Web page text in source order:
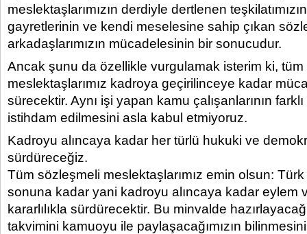
meslektaşlarımızın derdiyle dertlenen teşkilatımızın
gayretlerinin ve kendi meselesine sahip çıkan
arkadaşlarımızın mücadelesinin bir sonucudur.
Ancak şunu da özellikle vurgulamak isterim ki,
meslektaşlarımız kadroya geçirilinceye kadar
sürecektir. Aynı işi yapan kamu çalışanlarının
istihdam edilmesini asla kabul etmiyoruz.
Kadroyu alıncaya kadar her türlü hukuki ve
sürdüreceğiz.
Tüm sözleşmeli meslektaşlarımız emin olsun:
sonuna kadar yani kadroyu alıncaya kadar eylem
kararlılıkla sürdürecektir. Bu minvalde
takvimini kamuoyu ile paylaşacağımızın